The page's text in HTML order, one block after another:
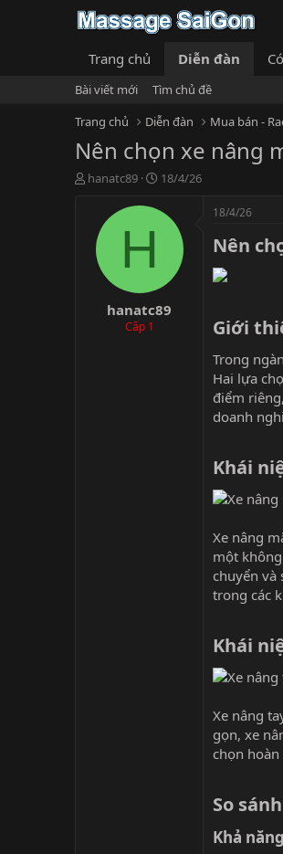
Trang chủ Diễn đàn
Bài viết mới
Tìm chủ đề
Trang chủ
Diễn đàn Mua bán -
Nên chọn xe nâng
T
hanatc89
N
à
18/4/26
H
hanatc89
Cấp 1
18/4/26
Nên
Giới
Trong
Hai lựa
điểm
doanh
Khái
Xe nâng
một
chuyển và
trong các
Khái
Xe nâng
gọn, xe
chọn
So
Khả